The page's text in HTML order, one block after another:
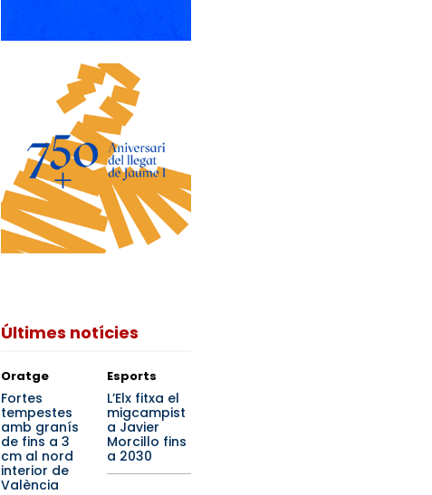
Últimes notícies
Oratge
Fortes
tempestes
amb granís
de fins a 3
cm al nord
interior de
València
Esports
L’Elx fitxa el
migcampist
a Javier
Morcillo fins
a 2030